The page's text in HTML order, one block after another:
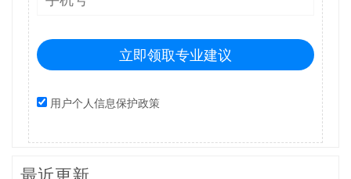
立即领取专业建议
用户个人信息保护政策